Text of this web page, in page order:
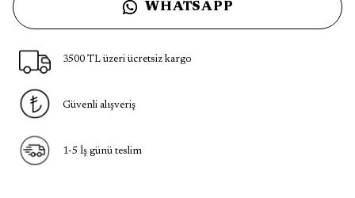
WHATSAPP
3500 TL üzeri ücretsiz kargo
Güvenli alışveriş
1-5 İş günü teslim